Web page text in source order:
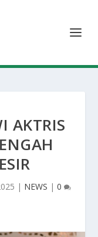
AKTRIS
| NEWS | 0